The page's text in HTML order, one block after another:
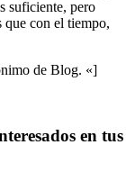
suficiente, pero
que con el tiempo,
de Blog. «]
en tus